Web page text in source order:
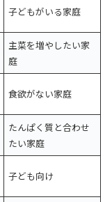
子どもがいる家庭
主菜を増やしたい家
庭
食欲がない家庭
たんぱく質と合わせ
たい家庭
子ども向け